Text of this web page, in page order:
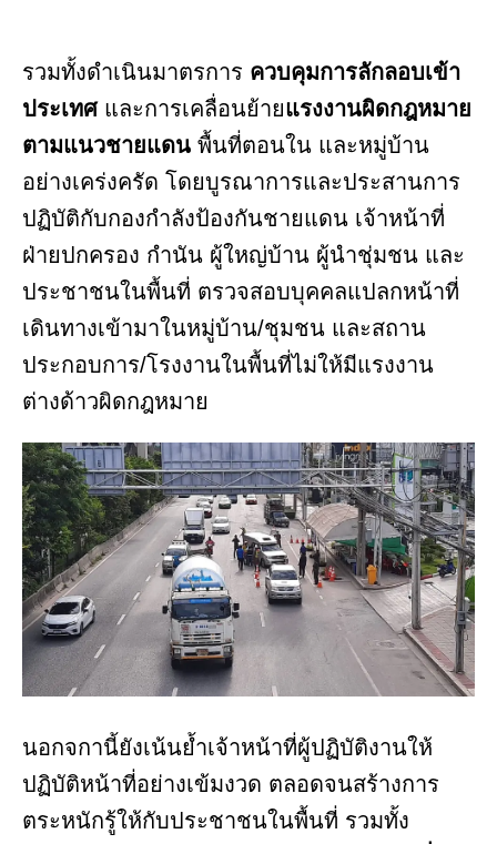
รวมทั้งดำเนินมาตรการ ควบคุมการลักลอบเข้า
ประเทศและการเคลื่อนย้ายแรงงานผิดกฎหมาย
ตามแนวชายแดน พื้นที่ตอนใน และหมู่บ้าน
อย่างเคร่งครัด โดยบูรณาการและประสานการ
ปฏิบัติกับกองกำลังป้องกันชายแดน เจ้าหน้าที่
ฝ่ายปกครอง กำนัน ผู้ใหญ่บ้าน ผู้นำชุ่มชน และ
ประชาชนในพื้นที่ ตรวจสอบบุคคลแปลกหน้าที่
เดินทางเข้ามาในหมู่บ้าน/ชุมชน และสถาน
ประกอบการ/โรงงานในพื้นที่ไม่ให้มีแรงงาน
ต่างด้าวผิดกฎหมาย
นอกจกานี้ยังเน้นย้ำเจ้าหน้าที่ผู้ปฏิบัติงานให้
ปฏิบัติหน้าที่อย่างเข้มงวด ตลอดจนสร้างการ
ตระหนักรู้ให้กับประชาชนในพื้นที่ รวมทั้ง